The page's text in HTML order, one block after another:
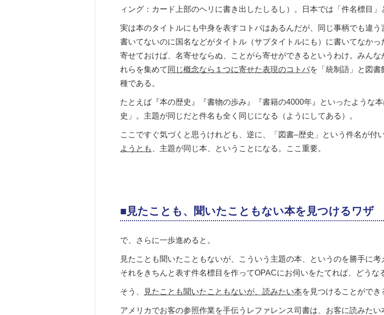
ィング：カード上部のヘリに書き出したしるし）。日本では「件名標目」
実は本のタイトルにも中身を表すコトバはあるんだが、同じ事柄でも違
書いてないのに国名などがタイトル（サブタイトルにも）に書いてなか
寄せておけば、名寄せならぬ、ことがら寄せができるというわけ。みん
れらを集めて 同じ概念なら１つに寄せた表現のコトバを「統制語」と図書
種である。
たとえば『本の歴史』『書物の歩み』『書籍の4000年』といったような
史」。主題が同じだと件名も全く同じになる（ようにしてある）。
ここですぐ気づくと思うけれども、逆に、「図書–歴史」という件名が付
ようとも
、主題が同じ本、ということになる。ここ重要。
■見たことも、聞いたこともない本を見つけるワザ
で、さらに一歩進めると。
見たことも聞いたこともないが、こういう主題の本、というのを勝手に
それをきちんと表す件名標目を作ってOPACにお伺いをたてれば、どうな
そう、 見たことも聞いたこともないが、読みたい本を見つけることができ
アメリカでお客の参照作業を手伝うレファレンス司書は、お客に読みた